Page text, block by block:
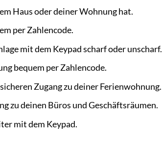
Haus oder deiner Wohnung hat.
per Zahlencode.
mit dem Keypad scharf oder unscharf.
bequem per Zahlencode.
Zugang zu deiner Ferienwohnung.
zu deinen Büros und Geschäftsräumen.
mit dem Keypad.